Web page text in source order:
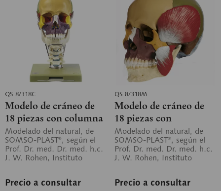
QS 8/318C
Modelo de cráneo de
18 piezas con columna
vertebral cervical y
hueso hioides
Modelado del natural, de
SOMSO-PLAST®, según el
Prof. Dr. med. Dr. med. h.c.
J. W. Rohen, Instituto
Precio a consultar
QS 8/318M
Modelo de cráneo de
18 piezas con
musculatura
masticatoria
Modelado del natural, de
SOMSO-PLAST®, según el
Prof. Dr. med. Dr. med. h.c.
J. W. Rohen, Instituto
Precio a consultar